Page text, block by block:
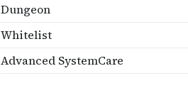
Dungeon
Whitelist
Advanced SystemCare